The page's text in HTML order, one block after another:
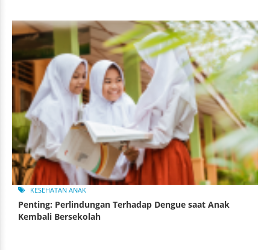
KESEHATAN ANAK
Penting: Perlindungan Terhadap Dengue saat Anak
Kembali Bersekolah